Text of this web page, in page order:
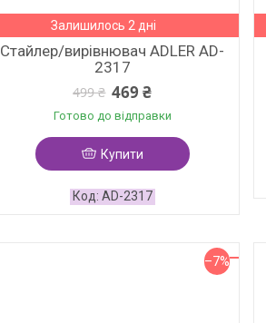
Залишилось 2 дні
Стайлер/вирівнювач ADLER AD-
2317
499 ₴ 469 ₴
Готово до відправки
Купити
AD-2317
–7%